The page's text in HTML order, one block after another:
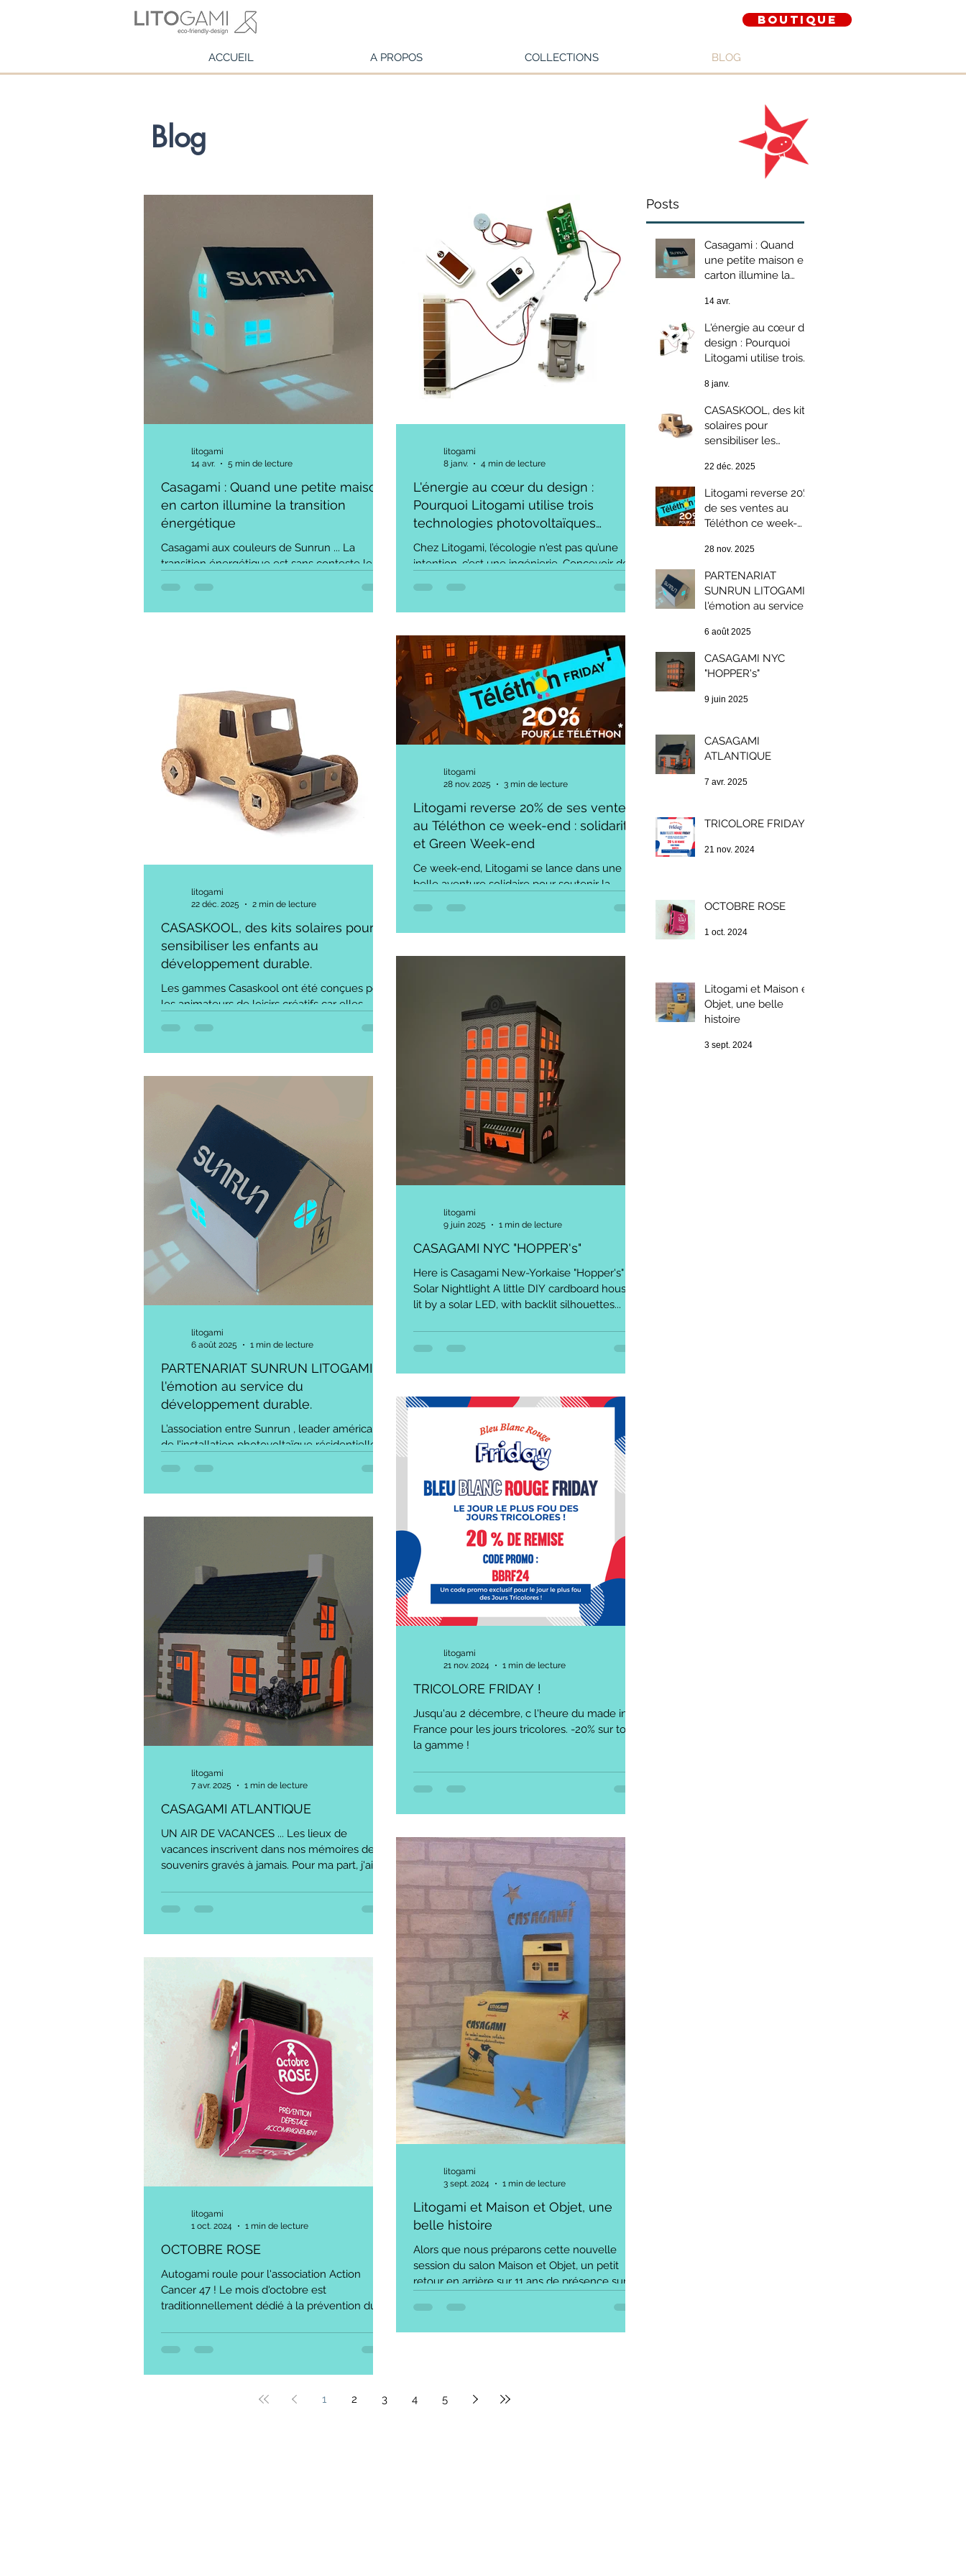
Boutique
ACCUEIL A PROPOS COLLECTIONS BLOG
Blog
Casagami : Quand une petite maison
en carton illumine la transition
énergétique
Casagami aux couleurs de Sunrun ... La
transition énergétique est sans conteste le
lorsqu’il s’agit d’en parler au grand public, les
obstacles sont nombreux. Mégawatts,
les citoyens, des plus jeunes aux plus âgés ?
Comment rendre l’énergie solaire tangible et
désirable
litogami
14 avr.
5 min de lecture
L'énergie au cœur du design :
Pourquoi Litogami utilise trois
technologies photovoltaïques
différentes ?
Chez Litogami, l’écologie n'est pas qu’une
intention, c’est une ingénierie. Concevoir des
décoratifs et fonctionnels impose de relever
un défi de taille : capter la lumière de manière
variés. Pour alimenter nos créations — de la
petite maison Casagami à la voiture Autogami
, en passant par les structures Citigami —
nous n'utilisons pas une solution unique, mais
trois technologies pho
litogami
8 janv.
4 min de lecture
CASASKOOL, des kits solaires pour
sensibiliser les enfants au
développement durable.
Les gammes Casaskool ont été conçues pour
les animateurs de loisirs créatifs car elles
renouvelables, économie circulaire) en une
expérience concrète et gratifiante. L'idée est
jour / éclaire la nuit", ce qui démystifie
l'énergie photovoltaïque de manière ludique.
Le support lui-même est développement dur
litogami
22 déc. 2025
2 min de lecture
Litogami reverse 20% de ses ventes
au Téléthon ce week-end : solidarité
et Green Week-end
Ce week-end, Litogami se lance dans une
belle aventure solidaire pour soutenir la
toutes ses ventes durant cet événement
spécial au Téléthon, l'entreprise Française
l'environnement. À travers cet article, nous
allons explorer l'importance de cette initiative,
notre engagement envers la durabilité et
comment vous pouvez
litogami
28 nov. 2025
3 min de lecture
PARTENARIAT SUNRUN LITOGAMI ;
l'émotion au service du
développement durable.
L’association entre Sunrun , leader américain
de l’installation photovoltaïque résidentielle,
litogami
6 août 2025
1 min de lecture
CASAGAMI NYC "HOPPER's"
Here is Casagami New-Yorkaise "Hopper's" -
Solar Nightlight A little DIY cardboard house,
lit by a solar LED, with backlit silhouettes...
litogami
9 juin 2025
1 min de lecture
CASAGAMI ATLANTIQUE
UN AIR DE VACANCES ... Les lieux de
vacances inscrivent dans nos mémoires des
souvenirs gravés à jamais. Pour ma part, j'ai
litogami
7 avr. 2025
1 min de lecture
TRICOLORE FRIDAY !
Jusqu'au 2 décembre, c l'heure du made in
France pour les jours tricolores. -20% sur toute
la gamme !
litogami
21 nov. 2024
1 min de lecture
OCTOBRE ROSE
Autogami roule pour l'association Action
Cancer 47 ! Le mois d'octobre est
traditionnellement dédié à la prévention du
litogami
1 oct. 2024
1 min de lecture
Litogami et Maison et Objet, une
belle histoire
Alors que nous préparons cette nouvelle
session du salon Maison et Objet, un petit
retour en arrière sur 11 ans de présence sur le
litogami
3 sept. 2024
1 min de lecture
1 2 3 4 5
Posts
Casagami : Quand
une petite maison en
carton illumine la
énergétique
14 avr.
L'énergie au cœur du
design : Pourquoi
Litogami utilise trois
photovoltaïques
différentes ?
8 janv.
CASASKOOL, des kits
solaires pour
sensibiliser les
développement
durable.
22 déc. 2025
Litogami reverse 20%
de ses ventes au
Téléthon ce week-
Green Week-end
28 nov. 2025
PARTENARIAT
SUNRUN LITOGAMI ;
l'émotion au service
durable.
6 août 2025
CASAGAMI NYC
"HOPPER's"
9 juin 2025
CASAGAMI
ATLANTIQUE
7 avr. 2025
TRICOLORE FRIDAY !
21 nov. 2024
OCTOBRE ROSE
1 oct. 2024
Litogami et Maison et
Objet, une belle
histoire
3 sept. 2024